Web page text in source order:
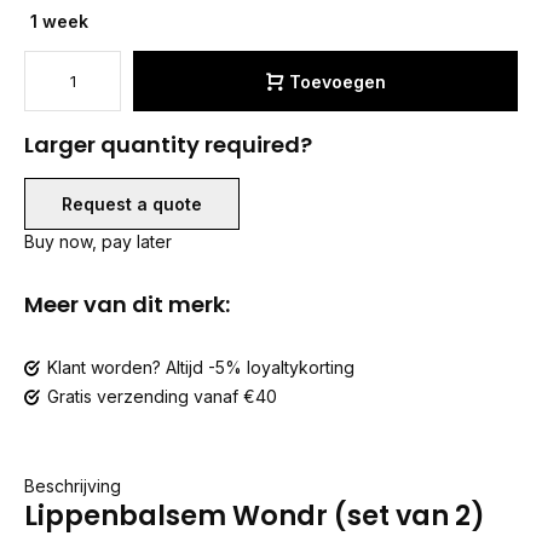
1 week
Toevoegen
Larger quantity required?
Request a quote
Buy now, pay later
Meer van dit merk:
Klant worden? Altijd -5% loyaltykorting
Gratis verzending vanaf €40
Beschrijving
Lippenbalsem Wondr (set van 2)